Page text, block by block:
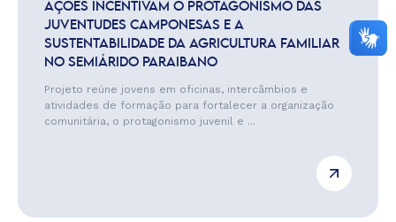
AÇÕES INCENTIVAM O PROTAGONISMO DAS
JUVENTUDES CAMPONESAS E A
SUSTENTABILIDADE DA AGRICULTURA FAMILIAR
NO SEMIÁRIDO PARAIBANO
Projeto reúne jovens em oficinas, intercâmbios e
atividades de formação para fortalecer a organização
comunitária, o protagonismo juvenil e ...